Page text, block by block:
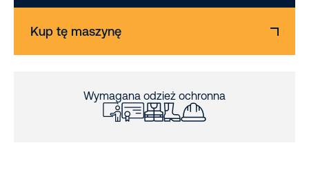
Kup tę maszynę
Wymagana odzież ochronna